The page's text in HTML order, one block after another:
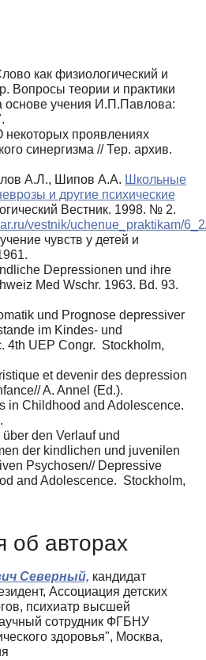
как физиологический и
Вопросы теории и практики
основе учения И.П.Павлова:
некоторых проявлениях
синергизма // Тер. архив.
А.Л., Шипов А.А. Школьные
и другие психические
Вестник. 1998. № 2.
vestnik/uchenue_praktikam/
чувств у детей и
Depressionen und ihre
Med Wschr. 1963. Bd. 93.
und Prognose depressiver
im Kindes- und
4th UEP Congr. Stockholm,
et devenir des depression
A. Annel (Ed.).
in Childhood and Adolescence.
den Verlauf und
der kindlichen und juvenilen
Psychosen// Depressive
and Adolescence. Stockholm,
авторах
Северный, кандидат
Ассоциация детских
психиатр высшей
сотрудник ФГБНУ
здоровья", Москва,